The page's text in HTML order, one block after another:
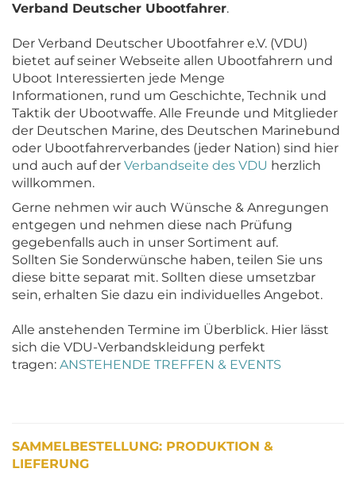
Verband Deutscher Ubootfahrer.
Der Verband Deutscher Ubootfahrer e.V. (VDU)
bietet auf seiner Webseite allen Ubootfahrern und
Uboot Interessierten jede Menge
Informationen, rund um Geschichte, Technik und
Taktik der Ubootwaffe. Alle Freunde und Mitglieder
der Deutschen Marine, des Deutschen Marinebund
oder Ubootfahrerverbandes (jeder Nation) sind hier
und auch auf der Verbandseite des VDU herzlich
willkommen.
Gerne nehmen wir auch Wünsche & Anregungen
entgegen und nehmen diese nach Prüfung
gegebenfalls auch in unser Sortiment auf.
Sollten Sie Sonderwünsche haben, teilen Sie uns
diese bitte separat mit. Sollten diese umsetzbar
sein, erhalten Sie dazu ein individuelles Angebot.
Alle anstehenden Termine im Überblick. Hier lässt
sich die VDU-Verbandskleidung perfekt
tragen: ANSTEHENDE TREFFEN & EVENTS
SAMMELBESTELLUNG: PRODUKTION &
LIEFERUNG